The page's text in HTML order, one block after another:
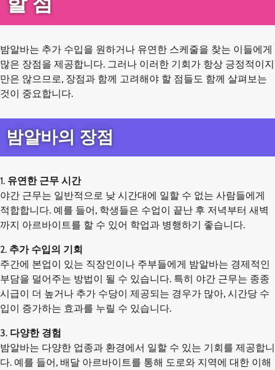
밤알바는 추가 수입을 원하거나 유연한 스케줄을 찾는 이들에게
많은 장점을 제공합니다. 그러나 이러한 기회가 항상 긍정적이지
만은 않으므로, 장점과 함께 고려해야 할 점들도 함께 살펴보는
것이 중요합니다.
밤알바의 장점
1. 유연한 근무 시간
야간 근무는 일반적으로 낮 시간대에 일할 수 없는 사람들에게
적합합니다. 예를 들어, 학생들은 수업이 끝난 후 저녁부터 새벽
까지 아르바이트를 할 수 있어 학업과 병행하기 좋습니다.
2. 추가 수입의 기회
주간에 본업이 있는 직장인이나 주부들에게 밤알바는 경제적인
부담을 덜어주는 방법이 될 수 있습니다. 특히 야간 근무는 종종
시급이 더 높거나 추가 수당이 제공되는 경우가 많아, 시간당 수
입이 증가하는 효과를 누릴 수 있습니다.
3. 다양한 경험
밤알바는 다양한 업종과 환경에서 일할 수 있는 기회를 제공합니
다. 예를 들어, 배달 아르바이트를 통해 도로와 지역에 대한 이해